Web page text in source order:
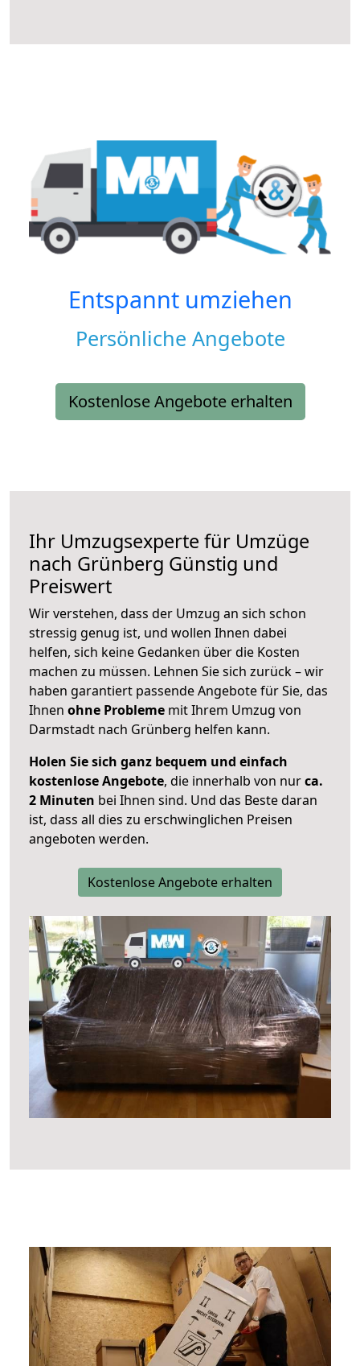
Entspannt umziehen
Persönliche Angebote
Kostenlose Angebote erhalten
Ihr Umzugsexperte für Umzüge
nach Grünberg Günstig und
Preiswert
Wir verstehen, dass der Umzug an sich schon
stressig genug ist, und wollen Ihnen dabei
helfen, sich keine Gedanken über die Kosten
machen zu müssen. Lehnen Sie sich zurück – wir
haben garantiert passende Angebote für Sie, das
Ihnen ohne Probleme mit Ihrem Umzug von
Darmstadt nach Grünberg helfen kann.
Holen Sie sich ganz bequem und einfach
kostenlose Angebote, die innerhalb von nurca.
2 Minuten bei Ihnen sind. Und das Beste daran
ist, dass all dies zu erschwinglichen Preisen
angeboten werden.
Kostenlose Angebote erhalten